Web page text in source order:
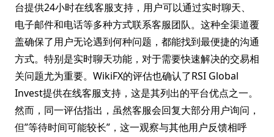
台提供24小时在线客服支持，用户可以通过实时聊天、
电子邮件和电话等多种方式联系客服团队。这种全渠道覆
盖确保了用户无论遇到何种问题，都能找到最便捷的沟通
方式。特别是实时聊天功能，对于需要快速解决的交易相
关问题尤为重要。WikiFX的评估也确认了RSI Global
Invest提供在线客服支持，这是其列出的平台优点之一。
然而，同一评估指出，虽然客服会回复大部分用户询问，
但”等待时间可能较长”，这一观察与其他用户反馈相呼